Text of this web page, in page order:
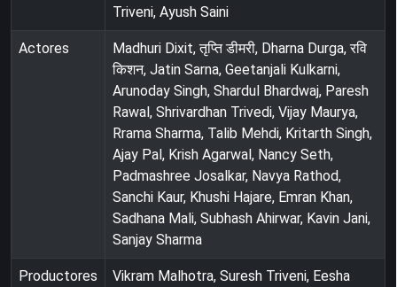
Triveni, Ayush Saini
Actores
Madhuri Dixit, तृप्ति डीमरी, Dharna Durga, रवि
किशन, Jatin Sarna, Geetanjali Kulkarni,
Arunoday Singh, Shardul Bhardwaj, Paresh
Rawal, Shrivardhan Trivedi, Vijay Maurya,
Rrama Sharma, Talib Mehdi, Kritarth Singh,
Ajay Pal, Krish Agarwal, Nancy Seth,
Padmashree Josalkar, Navya Rathod,
Sanchi Kaur, Khushi Hajare, Emran Khan,
Sadhana Mali, Subhash Ahirwar, Kavin Jani,
Sanjay Sharma
Productores
Vikram Malhotra, Suresh Triveni, Eesha